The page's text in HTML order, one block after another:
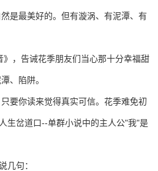
最美好的。但有漩涡、有泥潭、有
，告诫花季朋友们当心那十分幸福甜
、陷阱。
你读来觉得真实可信。花季难免初
生岔道口--单群小说中的主人公"我"是
句：